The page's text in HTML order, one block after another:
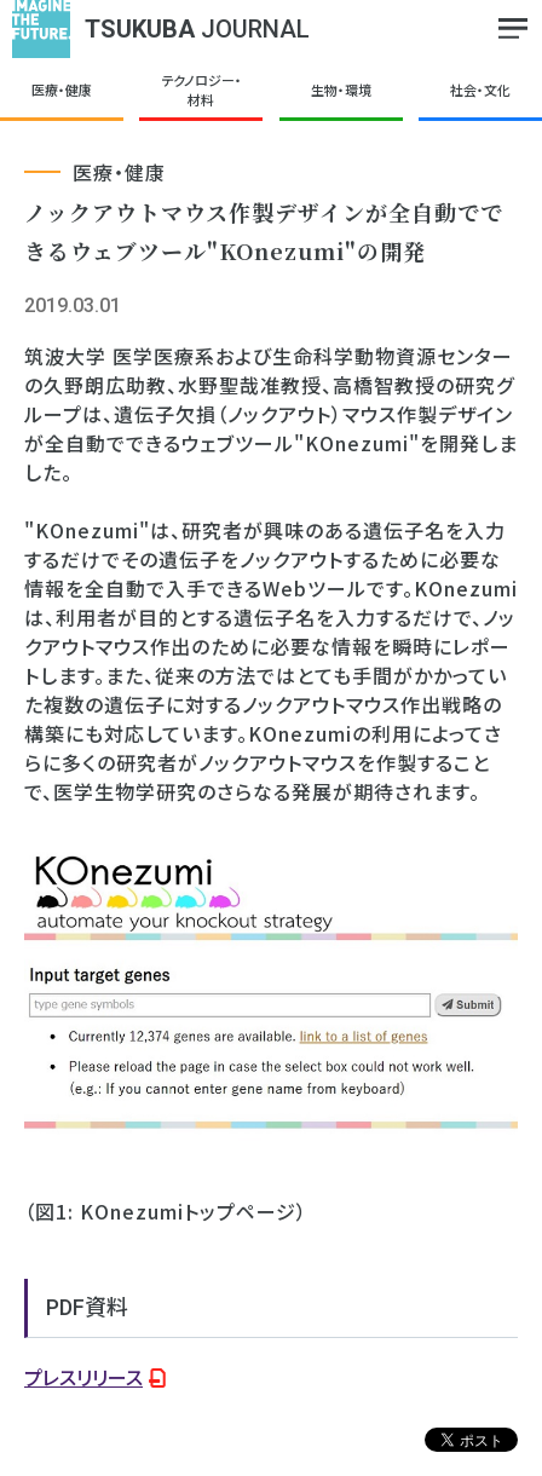
TSUKUBA JOURNAL
医療・健康
テクノロジー・
材料
生物・環境 社会・文化
医療・健康
ノックアウトマウス作製デザインが全自動でで
きるウェブツール"KOnezumi"の開発
2019.03.01
筑波大学 医学医療系および生命科学動物資源センター
の久野朗広助教、水野聖哉准教授、高橋智教授の研究グ
ループは、遺伝子欠損（ノックアウト）マウス作製デザイン
が全自動でできるウェブツール"KOnezumi"を開発しま
した。
"KOnezumi"は、研究者が興味のある遺伝子名を入力
するだけでその遺伝子をノックアウトするために必要な
情報を全自動で入手できるWebツールです。KOnezumi
は、利用者が目的とする遺伝子名を入力するだけで、ノッ
クアウトマウス作出のために必要な情報を瞬時にレポー
トします。また、従来の方法ではとても手間がかかってい
た複数の遺伝子に対するノックアウトマウス作出戦略の
構築にも対応しています。KOnezumiの利用によってさ
らに多くの研究者がノックアウトマウスを作製すること
で、医学生物学研究のさらなる発展が期待されます。
（図1: KOnezumiトップページ）
PDF資料
プレスリリース